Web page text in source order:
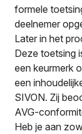
formele
deelnemer
Later in het
Deze toetsing
een keurmerk
een
SIVON. Zij
AVG-
Heb je aan